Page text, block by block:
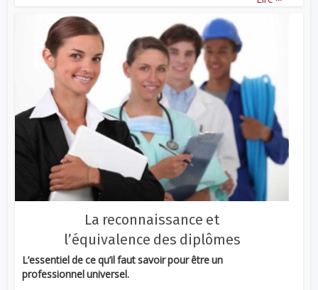
La reconnaissance et
l’équivalence des diplômes
L’essentiel de ce qu’il faut savoir pour être un
professionnel universel.